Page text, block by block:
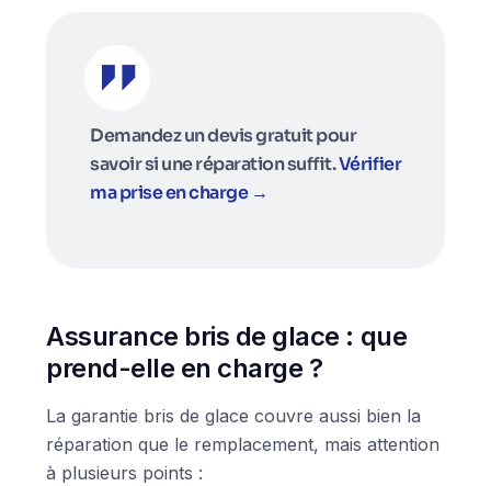
Demandez un devis gratuit pour
savoir si une réparation suffit.Vérifier
ma prise en charge →
Assurance bris de glace : que
prend-elle en charge ?
La garantie bris de glace couvre aussi bien la
réparation que le remplacement, mais attention
à plusieurs points :